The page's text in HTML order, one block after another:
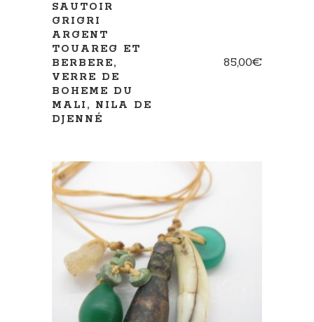
SAUTOIR
GRIGRI
ARGENT
TOUAREG ET
BERBERE,
VERRE DE
BOHEME DU
MALI, NILA DE
DJENNÉ
85,00€
AJOUTER AU PANIER